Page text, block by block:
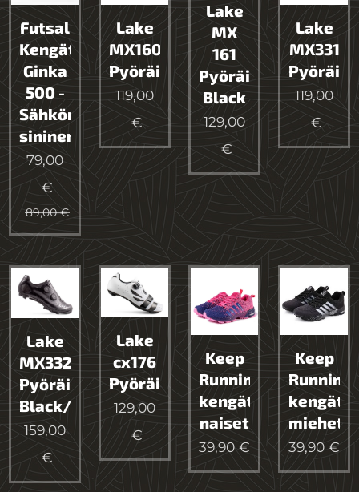
Futsal
Kengät
Ginka
500 -
Sähkön
sininen
79,00
€
89,00€
Lake
MX160
Pyöräilykenkä
119,00
€
Lake
MX
161
Pyöräilykenkä
Black
129,00
€
Lake
MX331
119,00
€
Lake
MX332
Pyöräilykenkä
Black/Silver
159,00
€
Lake
cx176
Pyöräilykenkä
129,00
€
Keep
Running
kengät
naiset
39,90€
Keep
Running
kengät
miehet
39,90 €